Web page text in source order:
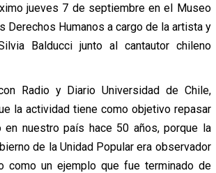
jueves 7 de septiembre en el Museo
Derechos Humanos a cargo de la artista y
Balducci junto al cantautor chileno
Radio y Diario Universidad de Chile,
la actividad tiene como objetivo repasar
en nuestro país hace 50 años, porque la
de la Unidad Popular era observador
como un ejemplo que fue terminado de